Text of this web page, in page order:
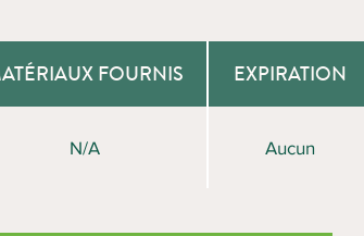
FOURNIS EXPIRATION
N/A Aucun